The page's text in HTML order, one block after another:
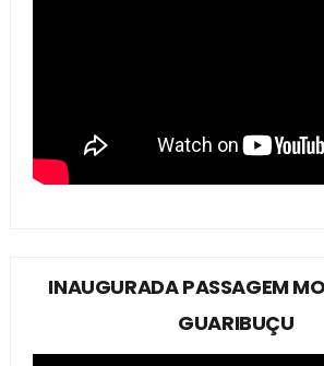
INAUGURADA PASSAGEM
GUARIBUÇU